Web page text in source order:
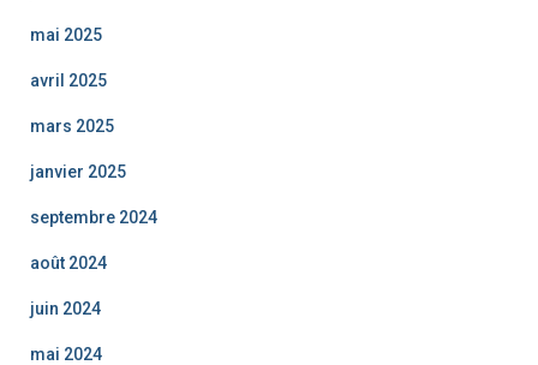
mai 2025
avril 2025
mars 2025
janvier 2025
septembre 2024
août 2024
juin 2024
mai 2024